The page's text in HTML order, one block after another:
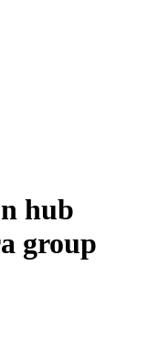
hub
group